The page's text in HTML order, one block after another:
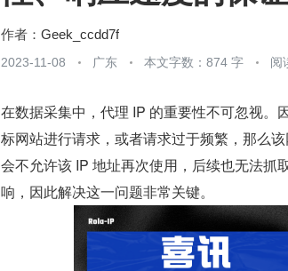
作者： Geek_ccdd7f
2023-11-08 广东 本文字数：874 字 阅
在数据采集中，代理 IP 的重要性不可忽视。
标网站进行请求，或者请求过于频繁，那么
会不允许该 IP 地址再次使用，后续也无法抓
响，因此解决这一问题非常关键。